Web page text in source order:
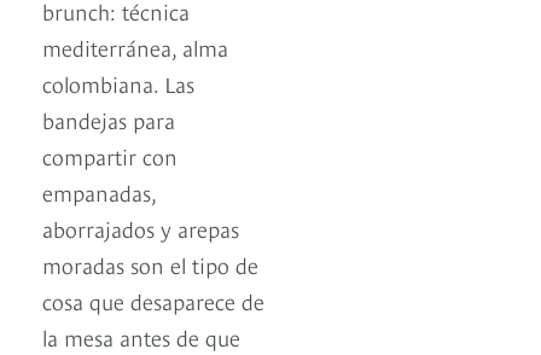
brunch: técnica
mediterránea, alma
colombiana. Las
bandejas para
compartir con
empanadas,
aborrajados y arepas
moradas son el tipo de
cosa que desaparece de
la mesa antes de que